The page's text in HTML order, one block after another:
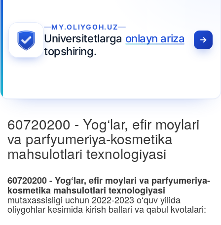
MY.OLIYGOH.UZ
Universitetlarga onlayn ariza
topshiring.
60720200 - Yog‘lar, efir moylari
va parfyumeriya-kosmetika
mahsulotlari texnologiyasi
60720200 - Yog‘lar, efir moylari va parfyumeriya-
kosmetika mahsulotlari texnologiyasi
mutaxassisligi uchun 2022-2023 o‘quv yilida
oliygohlar kesimida kirish ballari va qabul kvotalari: